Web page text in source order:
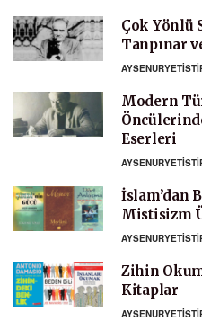
Çok Yönlü
Tanpınar
Modern
Eserleri
İslam’dan
Mistisizm
Zihin
Kitaplar